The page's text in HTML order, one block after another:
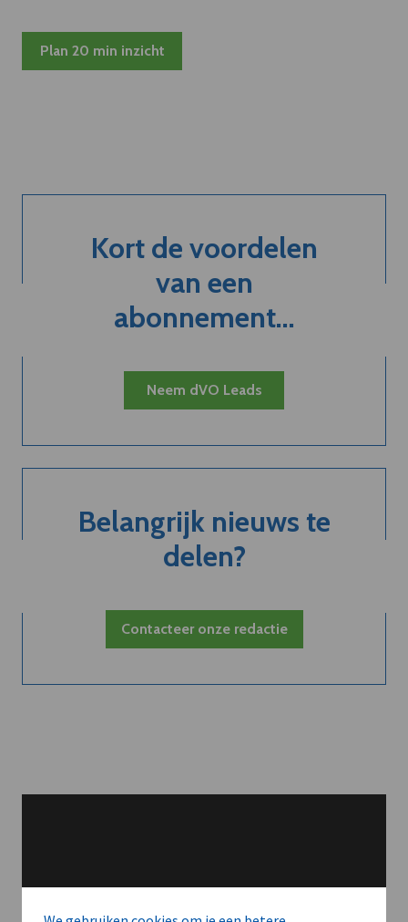
Plan 20 min inzicht
Kort de voordelen
van een
abonnement...
Neem dVO Leads
Belangrijk nieuws te
delen?
Contacteer onze redactie